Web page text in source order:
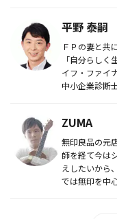
平野 泰嗣
ＦＰの妻と共
「自分らし
イフ・ファイ
中小企業診断
ZUMA
無印良品の元
師を経て今は
えしたいから
では無印を中